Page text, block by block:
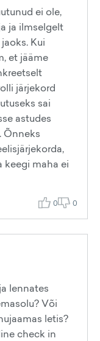
ei ole,
ja ilmselgelt
Kui
et jääme
järjekord
sai
astudes
Õnneks
keegi maha ei
0 0
lennates
Või
letis?
check in